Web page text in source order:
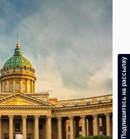
Подпишитесь на рассылку